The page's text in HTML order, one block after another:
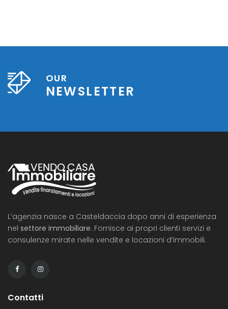
OUR
NEWSLETTER
L’agenzia nasce a Casteldaccia dopo anni di esperienza
nel settore immobiliare. Fornisce ai propri clienti servizi e
consulenze mirate nelle vendite e locazioni d’immobili.
Contatti